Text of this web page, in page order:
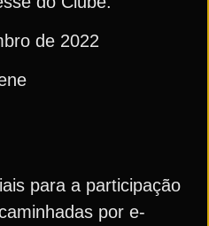
de 2022
para a participação
por e-